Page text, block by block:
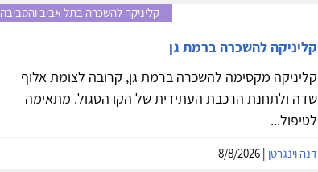
קליניקה להשכרה בתל אביב והסביבה
קליניקה להשכרה ברמת גן
קליניקה מקסימה להשכרה ברמת גן, קרובה לצומת אלוף
שדה ולתחנת הרכבת העתידית של הקו הסגול. מתאימה
לטיפול...
דנה וינגרטן